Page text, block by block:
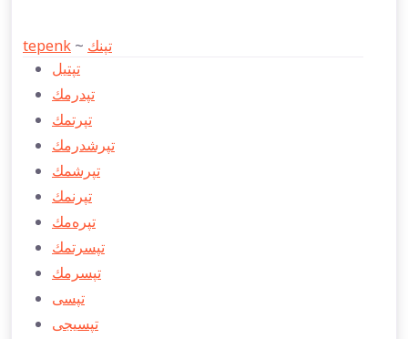
tepenk ~ تپنك
تپتيل
تپدرمك
تپرتمك
تپرشدرمك
تپرشمك
تپرنمك
تپره‌مك
تپسرتمك
تپسرمك
تپسی
تپسیجی